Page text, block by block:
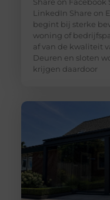
LinkedIn Share
begint bij sterke
woning of
af van de kwaliteit
Deuren en sloten
krijgen daardoor